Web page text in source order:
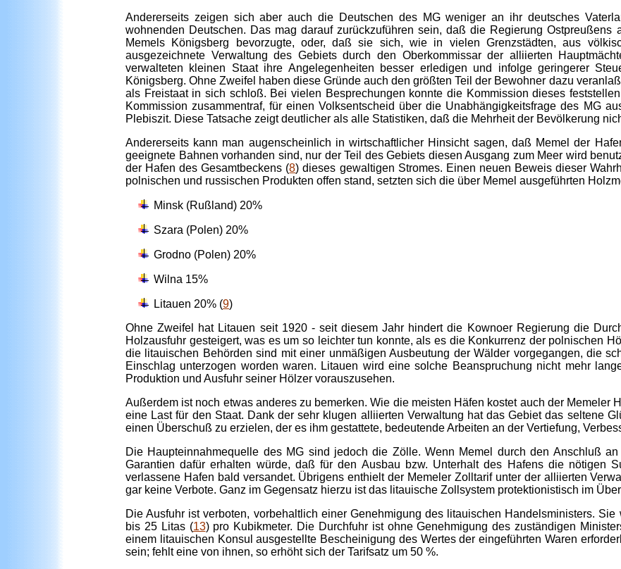
Andererseits zeigen sich aber auch die Deutschen des MG weniger an ihr deutsches
wohnenden Deutschen. Das mag darauf zurückzuführen sein, daß die Regierung
Memels Königsberg bevorzugte, oder, daß sie sich, wie in vielen Grenzstädten, aus
ausgezeichnete Verwaltung des Gebiets durch den Oberkommissar der alliierten
verwalteten kleinen Staat ihre Angelegenheiten besser erledigen und infolge geringerer
Königsberg. Ohne Zweifel haben diese Gründe auch den größten Teil der Bewohner dazu
als Freistaat in sich schloß. Bei vielen Besprechungen konnte die Kommission dieses
Kommission zusammentraf, für einen Volks­entscheid über die Unabhängigkeitsfrage des MG
Plebiszit. Diese Tatsache zeigt deutlicher als alle Statistiken, daß die Mehrheit der Bevölke­rung
Andererseits kann man augenscheinlich in wirtschaftlicher Hinsicht sagen, daß Memel der
geeignete Bahnen vorhanden sind, nur der Teil des Gebiets diesen Ausgang zum Meer wird
der Hafen des Gesamtbeckens (8) dieses gewaltigen Stromes. Einen neuen Beweis dieser
polnischen und russischen Produkten offen stand, setzten sich die über Memel ausgeführten
Minsk (Rußland) 20%
Szara (Polen) 20%
Grodno (Polen) 20%
Wilna 15%
Litauen 20% (9)
Ohne Zweifel hat Litauen seit 1920 - seit diesem Jahr hindert die Kownoer Regierung die
Holzausfuhr gesteigert, was es um so leichter tun konnte, als es die Konkurrenz der polnischen
die litauischen Behörden sind mit einer unmäßigen Ausbeutung der Wälder vorgegangen, die
Einschlag unterzogen worden waren. Litauen wird eine solche Beanspruchung nicht mehr
Produktion und Ausfuhr seiner Hölzer vorauszusehen.
Außerdem ist noch etwas anderes zu bemerken. Wie die meisten Häfen kostet auch der Memeler
eine Last für den Staat. Dank der sehr klugen alliierten Ver­waltung hat das Gebiet das seltene
einen Überschuß zu erzielen, der es ihm gestattete, bedeutende Arbeiten an der Vertiefung,
Die Haupteinnahmequelle des MG sind jedoch die Zölle. Wenn Memel durch den Anschluß
Garantien dafür erhalten würde, daß für den Ausbau bzw. Unterhalt des Hafens die nötigen
verlassene Hafen bald versandet. Übrigens enthielt der Memeler Zolltarif unter der alliierten
gar keine Verbote. Ganz im Gegensatz hierzu ist das litauische Zollsystem protektionistisch im
Die Ausfuhr ist verboten, vorbehaltlich einer Genehmigung des litauischen Handelsministers.
bis 25 Litas (13) pro Kubikmeter. Die Durchfuhr ist ohne Genehmigung des zuständigen
einem litauischen Konsul ausgestellte Bescheinigung des Wertes der eingeführten Waren
sein; fehlt eine von ihnen, so erhöht sich der Tarifsatz um 50 %.